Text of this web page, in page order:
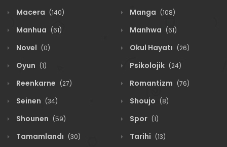
Macera (140) Manga (108)
Manhua (61) Manhwa (61)
Novel (0) Okul Hayatı (26)
Oyun (1) Psikolojik (24)
Reenkarne (27) Romantizm (76)
Seinen (34) Shoujo (8)
Shounen (59) Spor (1)
Tamamlandı (30) Tarihi (13)